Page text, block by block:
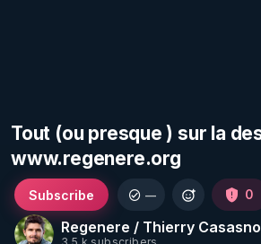
Tout (ou presque ) sur la
www.regenere.org
Regenere / Thierry
Subscribe — 0